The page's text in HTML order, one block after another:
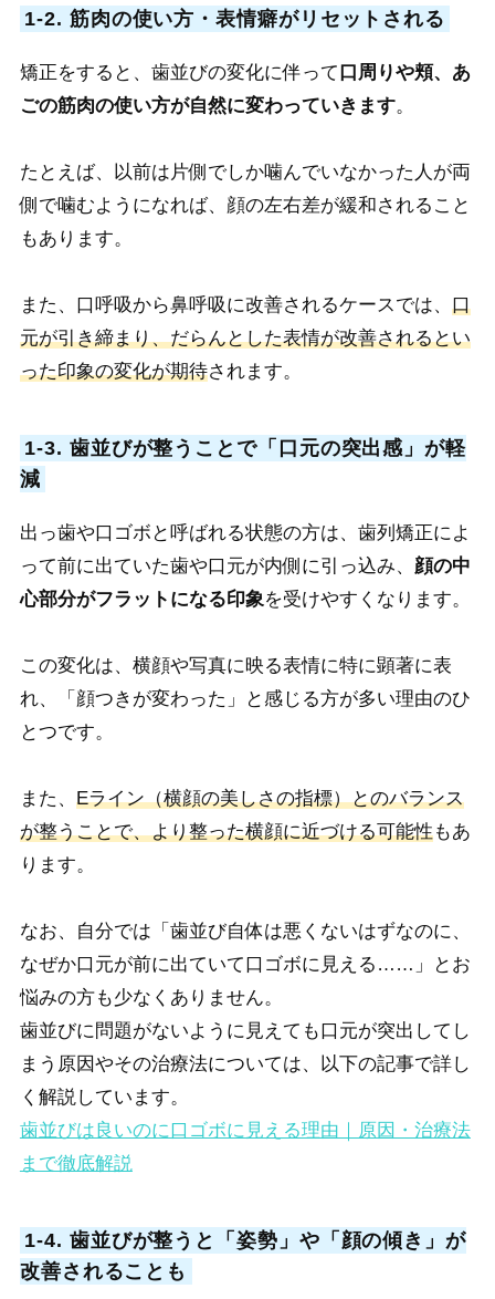
1-2. 筋肉の使い方・表情癖がリセットされる
矯正をすると、歯並びの変化に伴って 口周りや頬、あ
ごの筋肉の使い方が自然に変わっていきます。
たとえば、以前は片側でしか噛んでいなかった人が両
側で噛むようになれば、顔の左右差が緩和されること
もあります。
また、口呼吸から鼻呼吸に改善されるケースでは、 口
元が引き締まり、だらんとした表情が改善されるとい
った印象の変化が期待されます。
1-3. 歯並びが整うことで「口元の突出感」が軽
減
出っ歯や口ゴボと呼ばれる状態の方は、歯列矯正によ
って前に出ていた歯や口元が内側に引っ込み、 顔の中
心部分がフラットになる印象を受けやすくなります。
この変化は、横顔や写真に映る表情に特に顕著に表
れ、「顔つきが変わった」と感じる方が多い理由のひ
とつです。
また、 Eライン（横顔の美しさの指標）とのバランス
が整うことで、より整った横顔に近づける可能性もあ
ります。
なお、自分では「歯並び自体は悪くないはずなのに、
なぜか口元が前に出ていて口ゴボに見える……」とお
悩みの方も少なくありません。
歯並びに問題がないように見えても口元が突出してし
まう原因やその治療法については、以下の記事で詳し
く解説しています。
歯並びは良いのに口ゴボに見える理由｜原因・治療法
まで徹底解説
1-4. 歯並びが整うと「姿勢」や「顔の傾き」が
改善されることも